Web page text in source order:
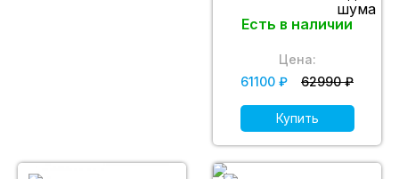
Есть в наличии
Цена:
61100 ₽
62990 ₽
Купить